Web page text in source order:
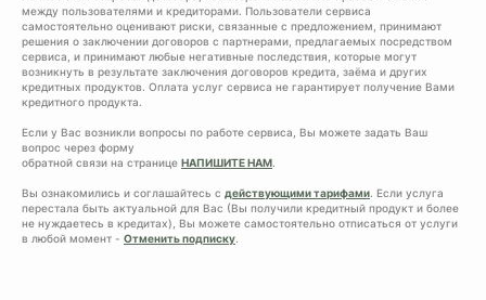
между пользователями и кредиторами. Пользователи сервиса
самостоятельно оценивают риски, связанные с предложением, принимают
решения о заключении договоров с партнерами, предлагаемых посредством
сервиса, и принимают любые негативные последствия, которые могут
возникнуть в результате заключения договоров кредита, заёма и других
кредитных продуктов. Оплата услуг сервиса не гарантирует получение Вами
кредитного продукта.
Если у Вас возникли вопросы по работе сервиса, Вы можете задать Ваш
вопрос через форму
обратной связи на странице НАПИШИТЕ НАМ.
Вы ознакомились и соглашайтесь с действующими тарифами. Если услуга
перестала быть актуальной для Вас (Вы получили кредитный продукт и более
не нуждаетесь в кредитах), Вы можете самостоятельно отписаться от услуги
в любой момент - Отменить подписку.